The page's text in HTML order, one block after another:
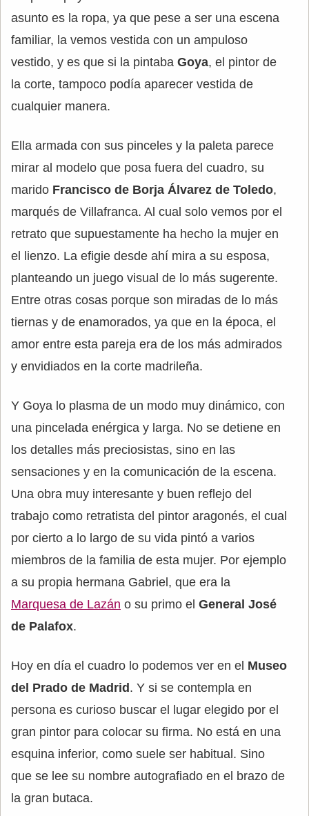
asunto es la ropa, ya que pese a ser una escena
familiar, la vemos vestida con un ampuloso
vestido, y es que si la pintaba Goya, el pintor de
la corte, tampoco podía aparecer vestida de
cualquier manera.
Ella armada con sus pinceles y la paleta parece
mirar al modelo que posa fuera del cuadro, su
marido Francisco de Borja Álvarez de Toledo,
marqués de Villafranca. Al cual solo vemos por el
retrato que supuestamente ha hecho la mujer en
el lienzo. La efigie desde ahí mira a su esposa,
planteando un juego visual de lo más sugerente.
Entre otras cosas porque son miradas de lo más
tiernas y de enamorados, ya que en la época, el
amor entre esta pareja era de los más admirados
y envidiados en la corte madrileña.
Y Goya lo plasma de un modo muy dinámico, con
una pincelada enérgica y larga. No se detiene en
los detalles más preciosistas, sino en las
sensaciones y en la comunicación de la escena.
Una obra muy interesante y buen reflejo del
trabajo como retratista del pintor aragonés, el cual
por cierto a lo largo de su vida pintó a varios
miembros de la familia de esta mujer. Por ejemplo
a su propia hermana Gabriel, que era la
Marquesa de Lazán o su primo el General José
de Palafox.
Hoy en día el cuadro lo podemos ver en el Museo
del Prado de Madrid . Y si se contempla en
persona es curioso buscar el lugar elegido por el
gran pintor para colocar su firma. No está en una
esquina inferior, como suele ser habitual. Sino
que se lee su nombre autografiado en el brazo de
la gran butaca.